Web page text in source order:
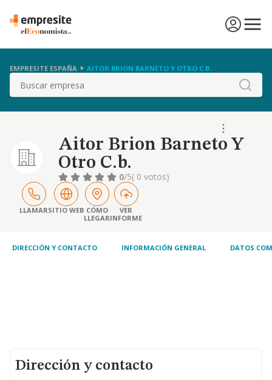
EMPRESITE ESPAÑA AITOR BRION BARNETO Y OTRO C.B.
Buscar
Aitor Brion Barneto Y
Otro C.b.
0/5( 0 votos)
LLAMARSITIO WEB CÓMO
LLEGAR
VER
INFORME
DIRECCIÓN Y CONTACTO INFORMACIÓN GENERAL DATOS
Dirección y contacto